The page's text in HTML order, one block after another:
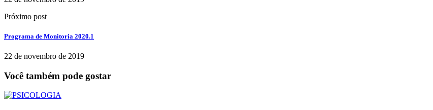
Próximo post
Programa de Monitoria 2020.1
22 de novembro de 2019
Você também pode gostar